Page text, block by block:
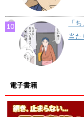
「
当た
電子書籍